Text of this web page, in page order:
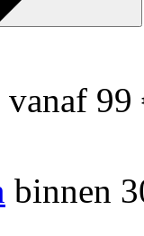
vanaf 99
binnen